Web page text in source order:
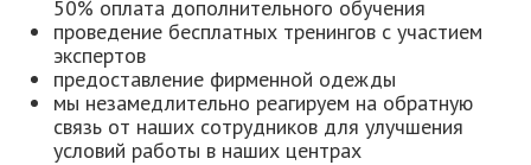
50% оплата дополнительного обучения
проведение бесплатных тренингов с участием
экспертов
предоставление фирменной одежды
мы незамедлительно реагируем на обратную
связь от наших сотрудников для улучшения
условий работы в наших центрах